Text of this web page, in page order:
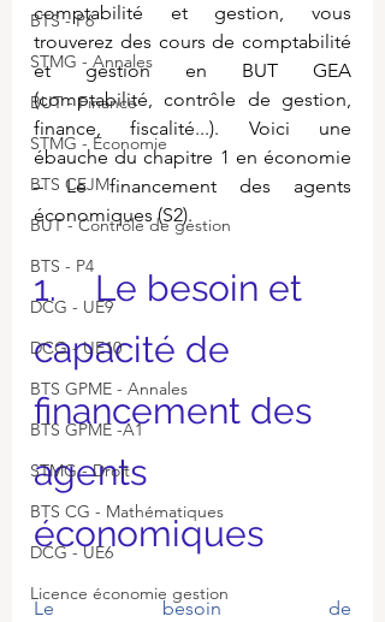
BTS - P6
STMG - Annales
BUT - Finance
STMG - Economie
BTS CEJM
BUT - Contrôle de gestion
BTS - P4
DCG - UE9
DCG - UE10
BTS GPME - Annales
BTS GPME -A1
STMG - Droit
BTS CG - Mathématiques
DCG - UE6
Licence économie gestion
comptabilité et gestion, vous
trouverez des cours de comptabilité
et gestion en BUT GEA
(comptabilité, contrôle de gestion,
finance, fiscalité...). Voici une
ébauche du chapitre 1 en économie
– Le financement des agents
économiques (S2).
1.    Le besoin et
capacité de
financement des
agents
économiques
Le besoin de